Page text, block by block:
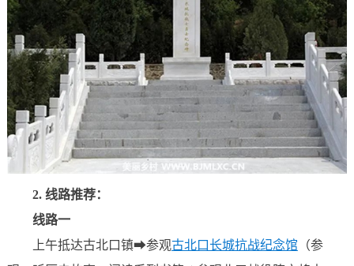
2. 线路推荐：
线路一
上午抵达古北口镇➡参观古北口长城抗战纪念馆 （参